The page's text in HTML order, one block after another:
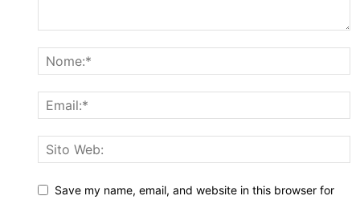
Save my name, email, and website in this browser for